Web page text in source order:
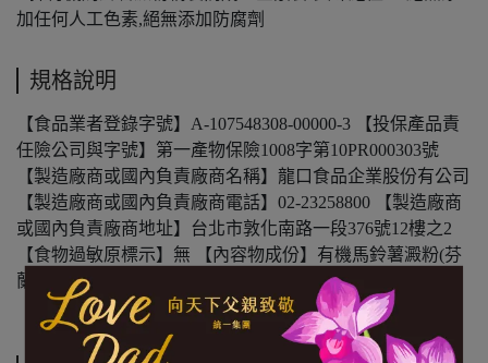
加任何人工色素,絕無添加防腐劑
規格說明
【食品業者登錄字號】A-107548308-00000-3 【投保產品責
任險公司與字號】第一產物保險1008字第10PR000303號
【製造廠商或國內負責廠商名稱】龍口食品企業股份有公司
【製造廠商或國內負責廠商電話】02-23258800 【製造廠商
或國內負責廠商地址】台北市敦化南路一段376號12樓之2
【食物過敏原標示】無 【內容物成份】有機馬鈴薯澱粉(芬
蘭) 【內容量(重量)】220G/包 【保存期限(總效期)】1080天
【有機認證字號】1-011-118003